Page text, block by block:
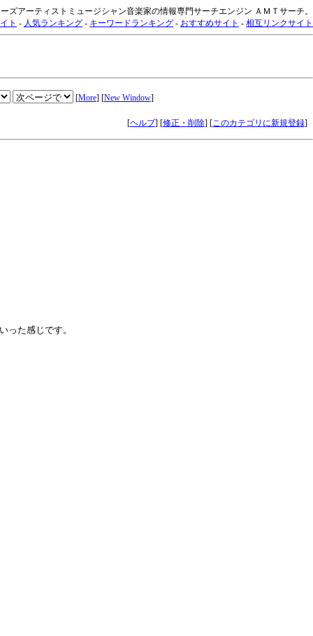
ズアーティストミュージシャン音楽家の情報専門サーチエンジン ＡＭＴサーチ。
ト - 人気ランキング - キーワードランキング - おすすめサイト - 相互リンクサイト
[More] [New Window]
[ヘルプ] [修正・削除] [このカテゴリに新規登録]
った感じです。